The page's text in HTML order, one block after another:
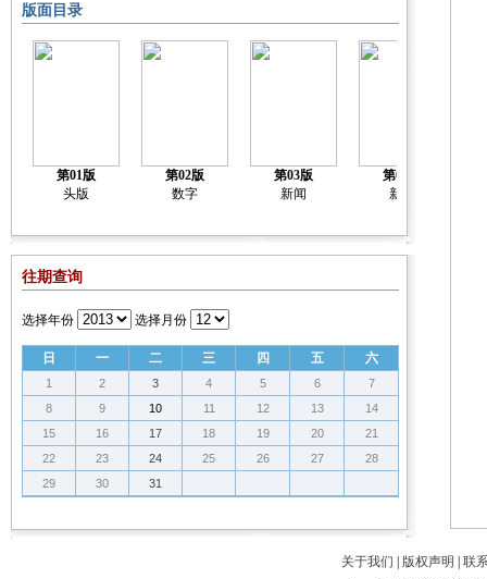
版面目录
第01版
头版
第02版
数字
第03版
新闻
第04版
新闻
往期查询
选择年份 选择月份
日 一 二 三 四 五 六
1 2 3 4 5 6
7
8
9 10 11 12 13
14
15
16 17 18 19 20
21
22
23 24 25 26 27
28
29
30 31
关于我们 版权声明
联